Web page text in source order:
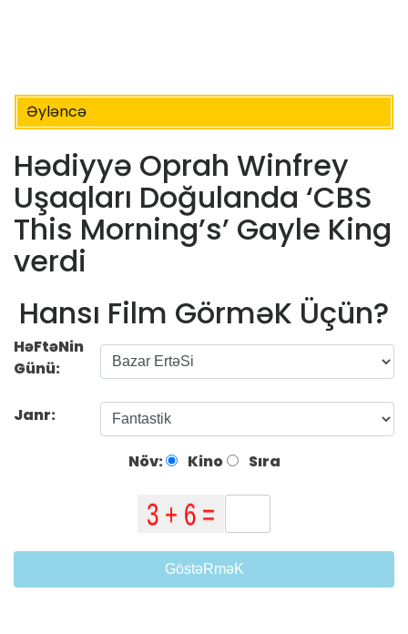
Əyləncə
Hədiyyə Oprah Winfrey
Uşaqları Doğulanda ‘CBS
This Morning’s’ Gayle King
verdi
Hansı Film GörməK Üçün?
HəFtəNin
Günü:
Janr:
Növ: Kino Sıra
GöstəRməK